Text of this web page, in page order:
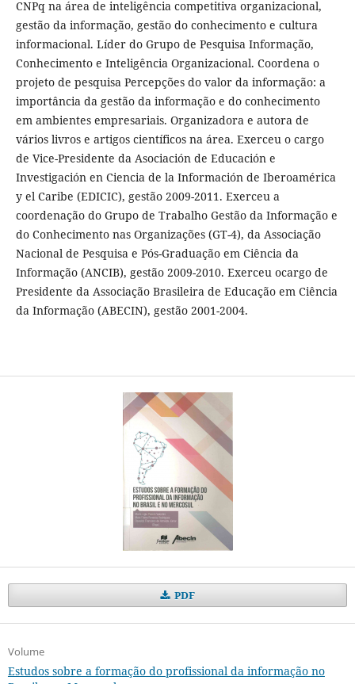
CNPq na área de inteligência competitiva organizacional,
gestão da informação, gestão do conhecimento e cultura
informacional. Líder do Grupo de Pesquisa Informação,
Conhecimento e Inteligência Organizacional. Coordena o
projeto de pesquisa Percepções do valor da informação: a
importância da gestão da informação e do conhecimento
em ambientes empresariais. Organizadora e autora de
vários livros e artigos científicos na área. Exerceu o cargo
de Vice-Presidente da Asociación de Educación e
Investigación en Ciencia de la Información de Iberoamérica
y el Caribe (EDICIC), gestão 2009-2011. Exerceu a
coordenação do Grupo de Trabalho Gestão da Informação e
do Conhecimento nas Organizações (GT-4), da Associação
Nacional de Pesquisa e Pós-Graduação em Ciência da
Informação (ANCIB), gestão 2009-2010. Exerceu ocargo de
Presidente da Associação Brasileira de Educação em Ciência
da Informação (ABECIN), gestão 2001-2004.
PDF
Volume
Estudos sobre a formação do profissional da informação no